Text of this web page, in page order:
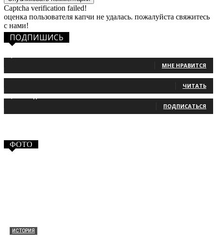
Captcha verification failed!
оценка пользователя капчи не удалась. пожалуйста свяжитесь
с нами!
ПОДПИШИСЬ
МНЕ НРАВИТСЯ
ЧИТАТЬ
ПОДПИСАТЬСЯ
ФОТО
ИСТОРИЯ